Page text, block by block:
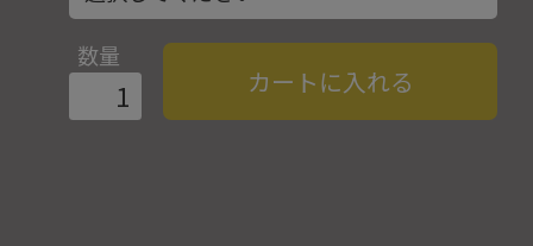
数量
カートに入れる